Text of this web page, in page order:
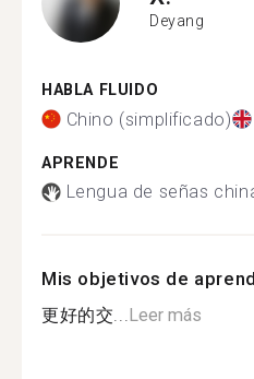
Deyang
HABLA FLUIDO
Chino (simplificado)
APRENDE
Lengua de señas
Mis objetivos de
更好的交...Leer más